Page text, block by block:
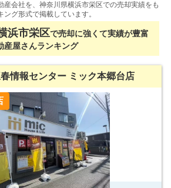
会社を、 神奈川県横浜市栄区での売却実績をも
グ形式で掲載しています。
浜市栄区で売却に強くて実績が豊富
産屋さんランキング
情報センター ミック本郷台店